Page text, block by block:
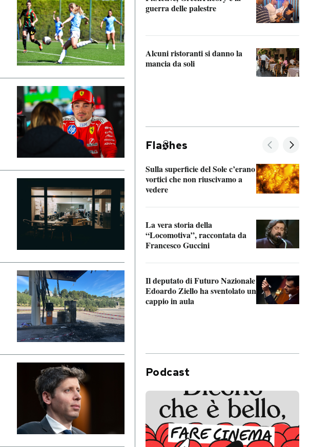
guerra delle palestre
Alcuni ristoranti si danno la
mancia da soli
Fla hes
Sulla superficie del Sole c’erano
vortici che non riuscivamo a
vedere
La vera storia della
“Locomotiva”, raccontata da
Francesco Guccini
Il deputato di Futuro Nazionale
Edoardo Ziello ha sventolato un
cappio in aula
Podcast